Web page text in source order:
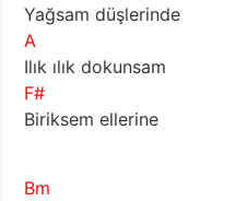
Yağsam düşlerinde
A
Ilık ılık dokunsam
F#
Biriksem ellerine
Bm